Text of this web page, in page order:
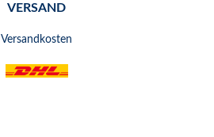
VERSAND
Versandkosten